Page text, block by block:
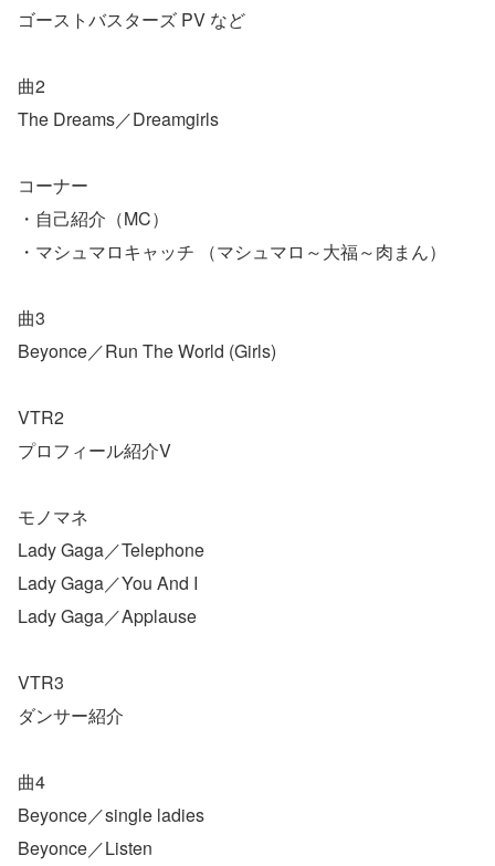
ゴーストバスターズ PV など
曲2
The Dreams／Dreamgirls
コーナー
・自己紹介（MC）
・マシュマロキャッチ （マシュマロ～大福～肉まん）
曲3
Beyonce／Run The World (Girls)
VTR2
プロフィール紹介V
モノマネ
Lady Gaga／Telephone
Lady Gaga／You And I
Lady Gaga／Applause
VTR3
ダンサー紹介
曲4
Beyonce／single ladies
Beyonce／Listen